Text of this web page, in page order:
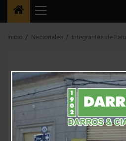
Menú
principal
Inicio Nacionales Integrantes de
Destacada4 Nacionales
Integrantes
Fanazul
Las Flores